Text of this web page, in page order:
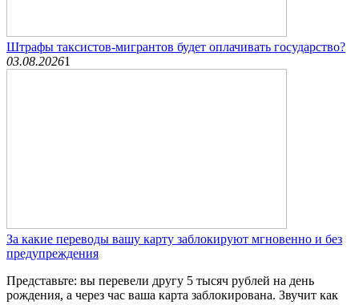
Штрафы таксистов-мигрантов будет оплачивать государство?
03.08.20261
За какие переводы вашу карту заблокируют мгновенно и без
предупреждения
Представьте: вы перевели другу 5 тысяч рублей на день
рождения, а через час ваша карта заблокирована. Звучит как